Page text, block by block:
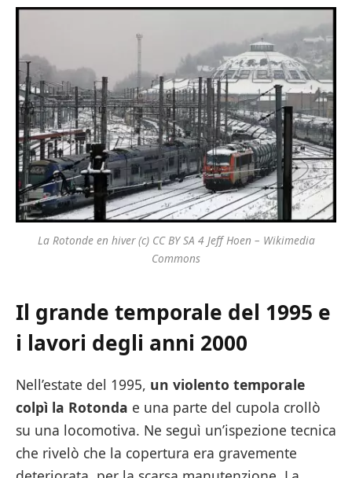
La Rotonde en hiver (c) CC BY SA 4 Jeff Hoen – Wikimedia
Commons
Il grande temporale del 1995 e
i lavori degli anni 2000
Nell’estate del 1995, un violento temporale
colpì la Rotonda e una parte del cupola crollò
su una locomotiva. Ne seguì un’ispezione tecnica
che rivelò che la copertura era gravemente